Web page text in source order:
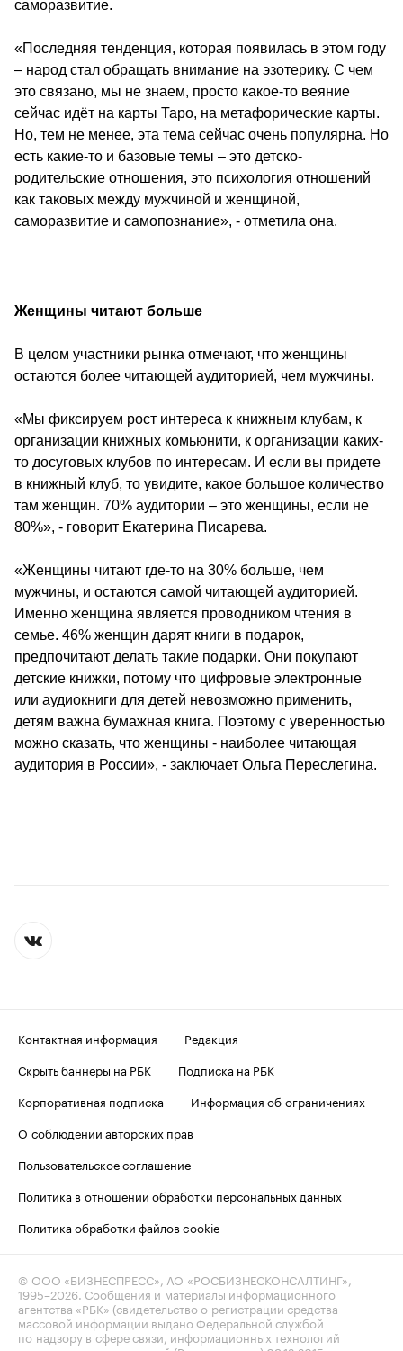
саморазвитие.
«Последняя тенденция, которая появилась в этом году
– народ стал обращать внимание на эзотерику. С чем
это связано, мы не знаем, просто какое-то веяние
сейчас идёт на карты Таро, на метафорические карты.
Но, тем не менее, эта тема сейчас очень популярна. Но
есть какие-то и базовые темы – это детско-
родительские отношения, это психология отношений
как таковых между мужчиной и женщиной,
саморазвитие и самопознание», - отметила она.
Женщины читают больше
В целом участники рынка отмечают, что женщины
остаются более читающей аудиторией, чем мужчины.
«Мы фиксируем рост интереса к книжным клубам, к
организации книжных комьюнити, к организации каких-
то досуговых клубов по интересам. И если вы придете
в книжный клуб, то увидите, какое большое количество
там женщин. 70% аудитории – это женщины, если не
80%», - говорит Екатерина Писарева.
«Женщины читают где-то на 30% больше, чем
мужчины, и остаются самой читающей аудиторией.
Именно женщина является проводником чтения в
семье. 46% женщин дарят книги в подарок,
предпочитают делать такие подарки. Они покупают
детские книжки, потому что цифровые электронные
или аудиокниги для детей невозможно применить,
детям важна бумажная книга. Поэтому с уверенностью
можно сказать, что женщины - наиболее читающая
аудитория в России», - заключает Ольга Переслегина.
Контактная информация
Редакция
Скрыть баннеры на РБК
Подписка на РБК
Корпоративная подписка
Информация об ограничениях
О соблюдении авторских прав
Пользовательское соглашение
Политика в отношении обработки персональных данных
Политика обработки файлов cookie
© ООО «БИЗНЕСПРЕСС», АО «РОСБИЗНЕСКОНСАЛТИНГ»,
1995–2026 . Сообщения и материалы информационного
агентства «РБК» (свидетельство о регистрации средства
массовой информации выдано Федеральной службой
по надзору в сфере связи, информационных технологий